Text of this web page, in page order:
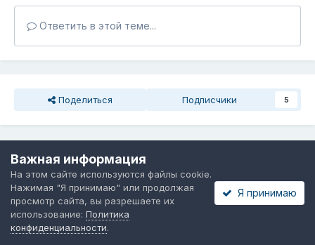
Ответить в этой теме...
Поделиться Подписчики 5
Перейти к списку тем
Последние посетители0 пользователей онлайн
Ни одного зарегистрированного пользователя не
Важная информация
На этом сайте используются файлы cookie.
Нажимая "Я принимаю" или продолжая
просмотр сайта, вы разрешаете их
использование: Политика
конфиденциальности.
Я принимаю